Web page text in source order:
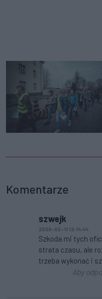
Komentarze
szwejk
2020-02-11 12:14:44
Szkoda mi tych
strata czasu, ale
trzeba wykonać i
Aby